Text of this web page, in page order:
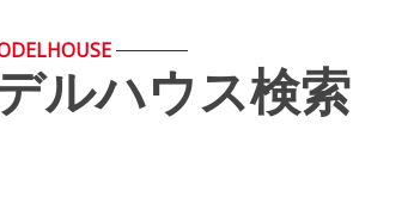
キャンペーン・
ルハウス検索